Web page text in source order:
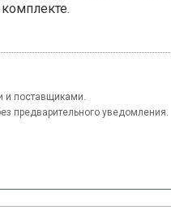
и поставщиками.
предварительного уведомления.